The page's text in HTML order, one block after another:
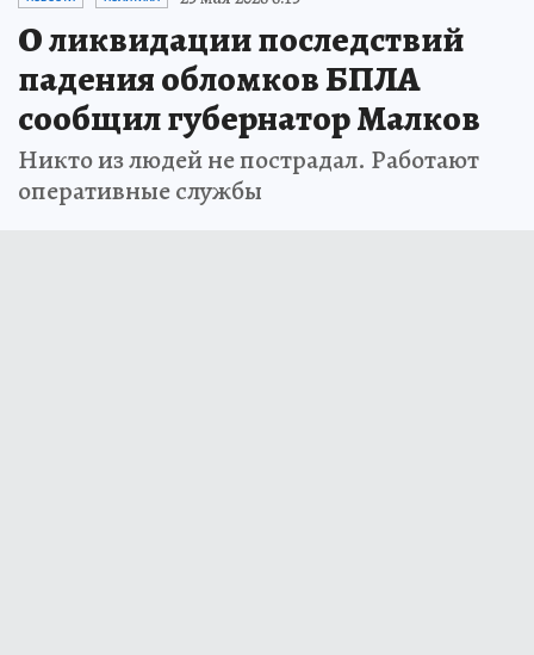
О ликвидации последствий
падения обломков БПЛА
сообщил губернатор Малков
Никто из людей не пострадал. Работают
оперативные службы